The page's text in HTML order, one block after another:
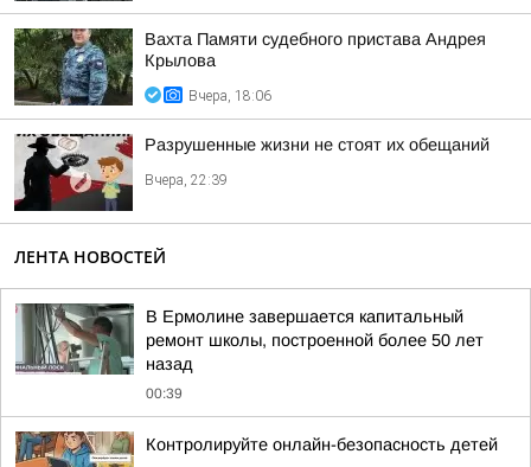
Вахта Памяти судебного пристава Андрея
Крылова
Вчера, 18:06
Разрушенные жизни не стоят их обещаний
Вчера, 22:39
ЛЕНТА НОВОСТЕЙ
В Ермолине завершается капитальный
ремонт школы, построенной более 50 лет
назад
00:39
Контролируйте онлайн-безопасность детей